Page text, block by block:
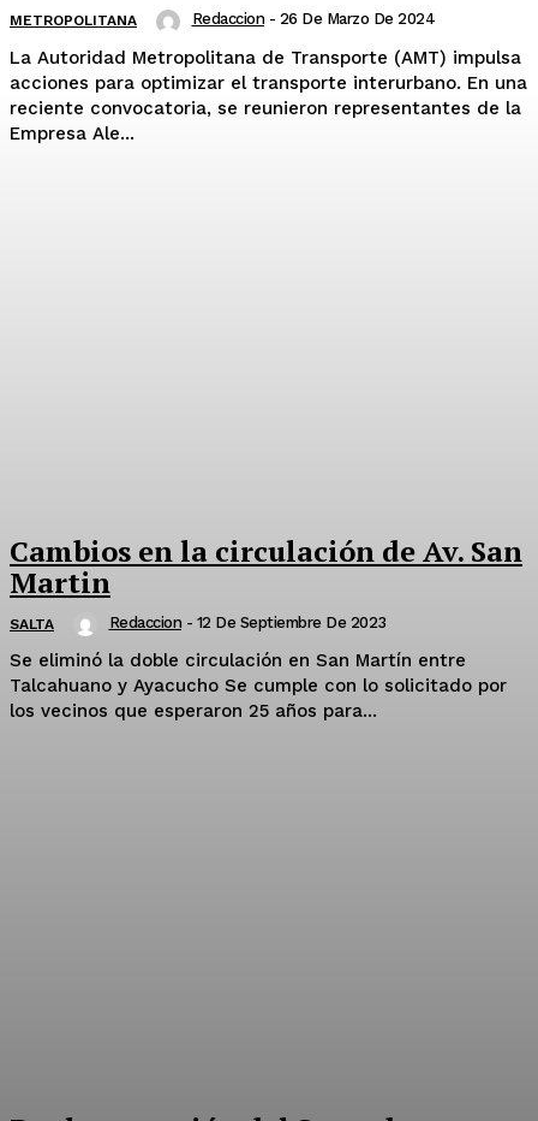
METROPOLITANA Redaccion - 26 De Marzo De 2024
La Autoridad Metropolitana de Transporte (AMT) impulsa
acciones para optimizar el transporte interurbano. En una
reciente convocatoria, se reunieron representantes de la
Empresa Ale...
Cambios en la circulación de Av. San
Martin
SALTA Redaccion - 12 De Septiembre De 2023
Se eliminó la doble circulación en San Martín entre
Talcahuano y Ayacucho Se cumple con lo solicitado por
los vecinos que esperaron 25 años para...